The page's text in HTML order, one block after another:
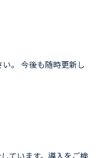
。 今後も随時更新し
ています。導入をご検